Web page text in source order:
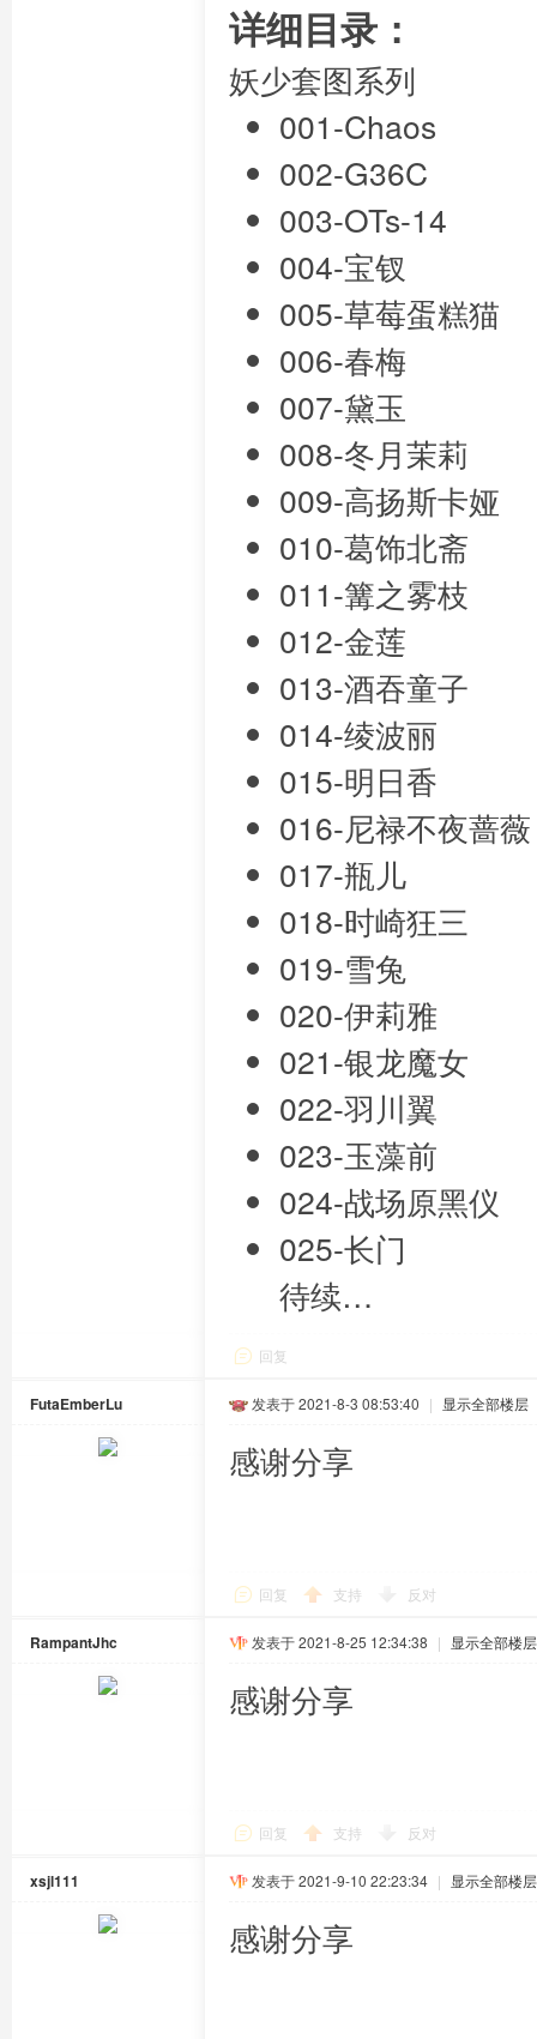
详细目录：
妖少套图系列
001-Chaos
002-G36C
003-OTs-14
004-宝钗
005-草莓蛋糕猫
006-春梅
007-黛玉
008-冬月茉莉
009-高扬斯卡娅
010-葛饰北斋
011-篝之雾枝
012-金莲
013-酒吞童子
014-绫波丽
015-明日香
016-尼禄不夜蔷薇
017-瓶儿
018-时崎狂三
019-雪兔
020-伊莉雅
021-银龙魔女
022-羽川翼
023-玉藻前
024-战场原黑仪
025-长门
待续…
回复
FutaEmberLu 发表于 2021-8-3 08:53:40 | 显示全部楼层
感谢分享
回复 支持 反对
RampantJhc 发表于 2021-8-25 12:34:38 | 显示全部楼层
感谢分享
回复 支持 反对
xsjl111 发表于 2021-9-10 22:23:34 | 显示全部楼层
感谢分享